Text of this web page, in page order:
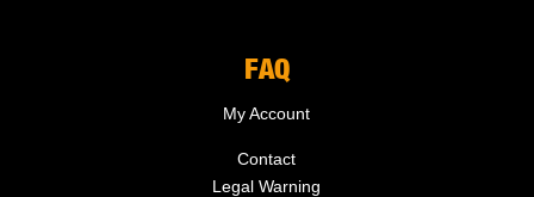
FAQ
My Account
Contact
Legal Warning